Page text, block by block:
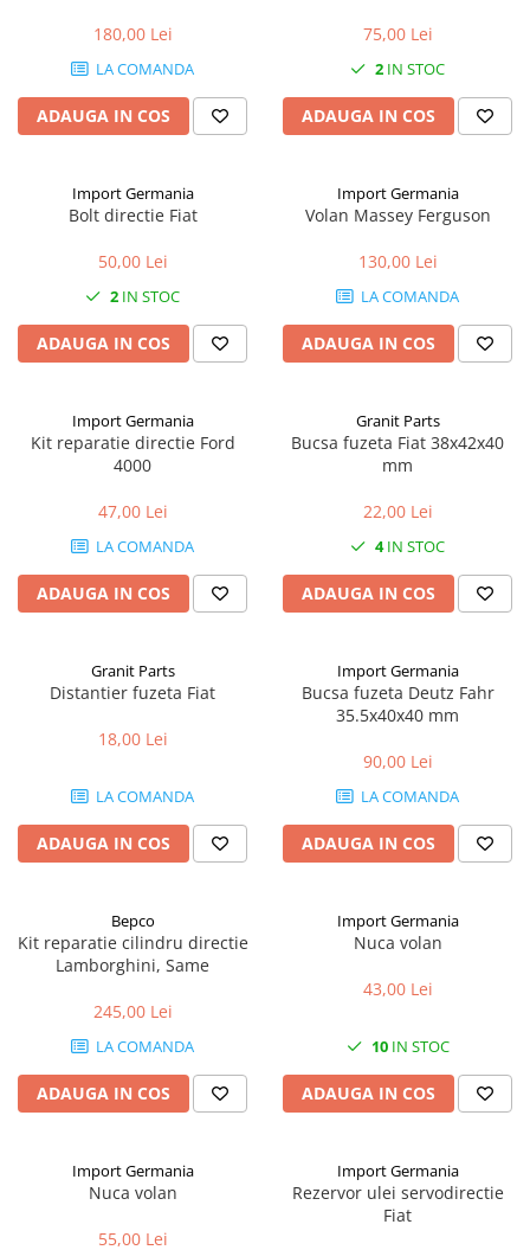
1.6. Electrice
1.6.1. Acumulatori
1.6.3. Instalații de Iluminat
1.6.4. Demaroare
1.6.8. Echipamente & aparate de
masurare/testare
1.6.6 Priza & Stechere
1.6.7. Diverse
1.7. Sisteme de franare
1.7.1 Cablu frana
1.7.5. O-ring frana
1.8. Transmisie
1.8.1. Prize de putere
1.8.2. Cutii viteze
1.8.3. Ambreiaje
1.8.4. Transmisie punte spate
180,00 Lei
LA COMANDA
ADAUGA IN COS
75,00 Lei
2 IN STOC
ADAUGA IN COS
Import Germania
Bolt directie Fiat
50,00 Lei
2 IN STOC
ADAUGA IN COS
Import Germania
Volan Massey Ferguson
130,00 Lei
LA COMANDA
ADAUGA IN COS
Import Germania
Kit reparatie directie Ford
4000
47,00 Lei
LA COMANDA
ADAUGA IN COS
Granit Parts
Bucsa fuzeta Fiat 38x42x40
mm
22,00 Lei
4IN STOC
ADAUGA IN COS
Granit Parts
Distantier fuzeta Fiat
18,00 Lei
LA COMANDA
ADAUGA IN COS
Import Germania
Bucsa fuzeta Deutz Fahr
35.5x40x40 mm
90,00 Lei
LA COMANDA
ADAUGA IN COS
Bepco
Kit reparatie cilindru directie
Lamborghini, Same
245,00 Lei
LA COMANDA
ADAUGA IN COS
Import Germania
Nuca volan
43,00 Lei
10IN STOC
ADAUGA IN COS
Import Germania
Nuca volan
55,00 Lei
Import Germania
Rezervor ulei servodirectie
Fiat